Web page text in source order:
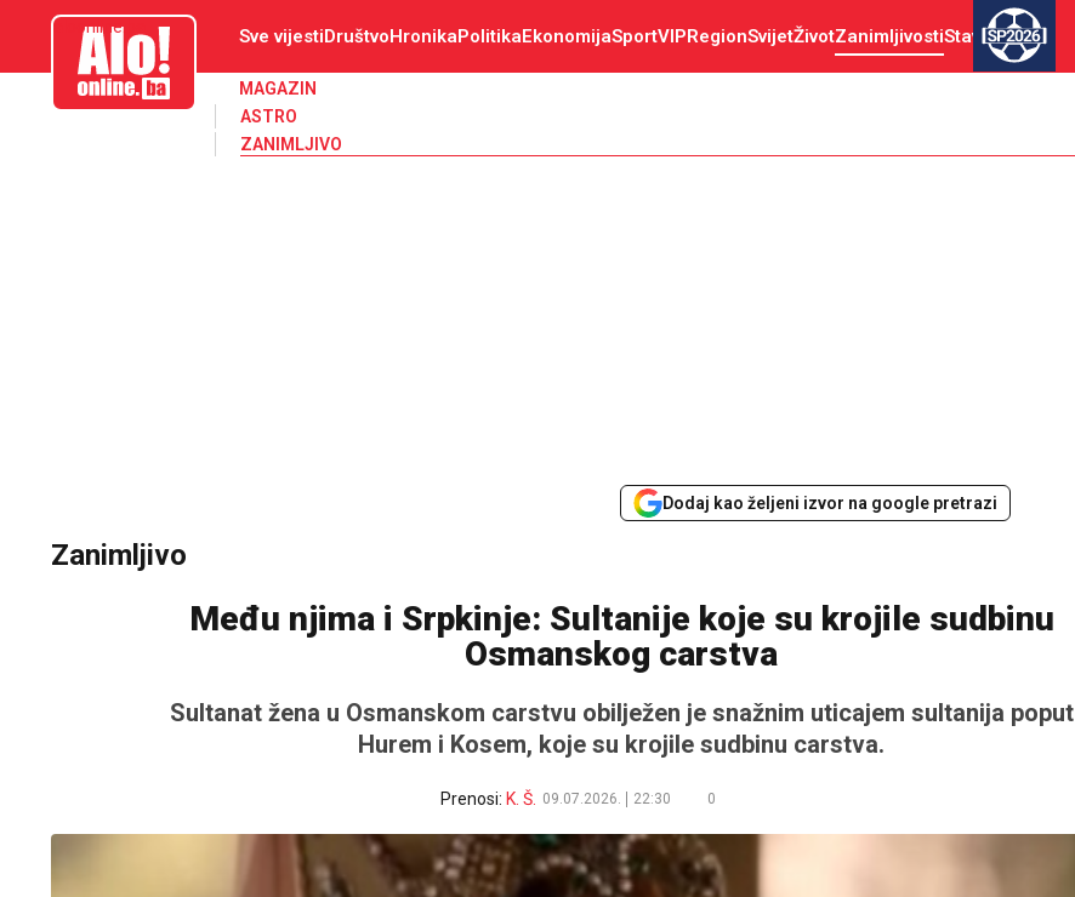
aloonline.ba Sve vijestiDruštvoHronikaPolitikaEkonomijaSportVIPRegionSvijetŽivotZanimljivostiStav SP2026
MAGAZIN
ASTRO
ZANIMLJIVO
Dodaj kao željeni izvor na google pretrazi
Zanimljivo
Među njima i Srpkinje: Sultanije koje su krojile sudbinu
Osmanskog carstva
Sultanat žena u Osmanskom carstvu obilježen je snažnim uticajem sultanija poput
Hurem i Kosem, koje su krojile sudbinu carstva.
Prenosi: K. Š. 09.07.2026. 22:30 0